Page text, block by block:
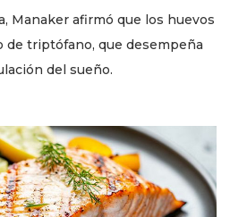
Manaker afirmó que los huevos
triptófano, que desempeña
del sueño.